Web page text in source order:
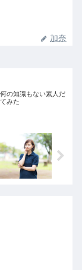
加奈
の知識もない素人だ
みた